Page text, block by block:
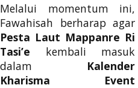
Melalui momentum ini,
Fawahisah berharap agar
Pesta Laut Mappanre Ri
Tasi’e kembali masuk
dalam Kalender
Kharisma Event